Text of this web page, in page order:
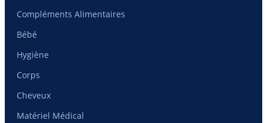
Compléments Alimentaires
Bébé
Hygiène
Corps
Cheveux
Matériel Médical